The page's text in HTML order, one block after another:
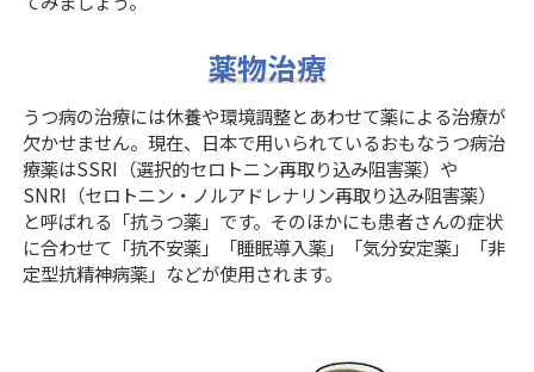
薬物治療
うつ病の治療には休養や環境調整とあわせて薬による治療が
欠かせません。現在、日本で用いられているおもなうつ病治
療薬はSSRI（選択的セロトニン再取り込み阻害薬）や
SNRI（セロトニン・ノルアドレナリン再取り込み阻害薬）
と呼ばれる「抗うつ薬」です。そのほかにも患者さんの症状
に合わせて「抗不安薬」「睡眠導入薬」「気分安定薬」「非
定型抗精神病薬」などが使用されます。